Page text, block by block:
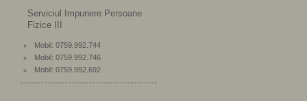
Serviciul Impunere Persoane
Fizice III
Mobil: 0759.992.744
Mobil: 0759.992.746
Mobil: 0759.992.692